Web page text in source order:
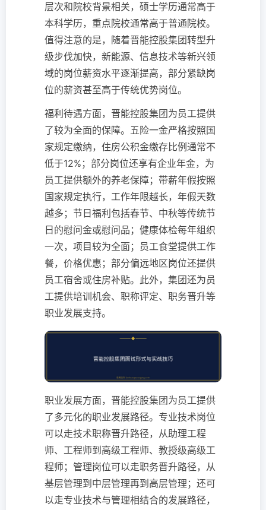
层次和院校背景相关，硕士学历通常高于
本科学历，重点院校通常高于普通院校。
值得注意的是，随着晋能控股集团转型升
级步伐加快，新能源、信息技术等新兴领
域的岗位薪资水平逐渐提高，部分紧缺岗
位的薪资甚至高于传统优势岗位。
福利待遇方面，晋能控股集团为员工提供
了较为全面的保障。五险一金严格按照国
家规定缴纳，住房公积金缴存比例通常不
低于12%；部分岗位还享有企业年金，为
员工提供额外的养老保障；带薪年假按照
国家规定执行，工作年限越长，年假天数
越多；节日福利包括春节、中秋等传统节
日的慰问金或慰问品；健康体检每年组织
一次，项目较为全面；员工食堂提供工作
餐，价格优惠；部分偏远地区岗位还提供
员工宿舍或住房补贴。此外，集团还为员
工提供培训机会、职称评定、职务晋升等
职业发展支持。
职业发展方面，晋能控股集团为员工提供
了多元化的职业发展路径。专业技术岗位
可以走技术职称晋升路径，从助理工程
师、工程师到高级工程师、教授级高级工
程师；管理岗位可以走职务晋升路径，从
基层管理到中层管理再到高层管理；还可
以走专业技术与管理相结合的发展路径，